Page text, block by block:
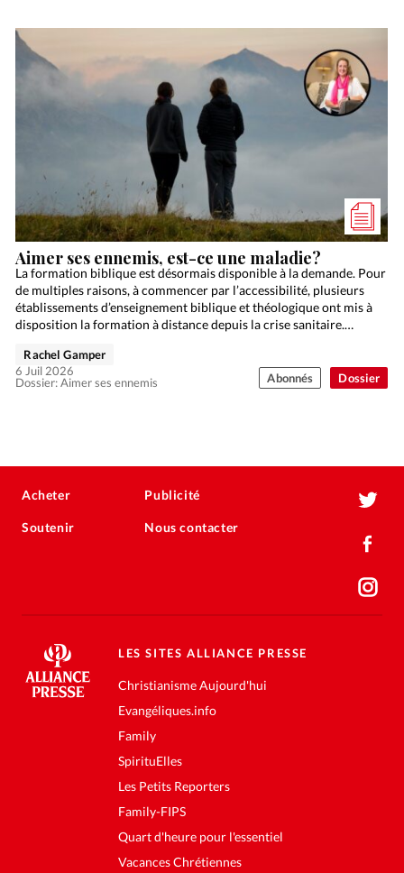
Dossier
Aimer ses ennemis, est-ce une maladie?
La formation biblique est désormais disponible à la demande. Pour
de multiples raisons, à commencer par l’accessibilité, plusieurs
établissements d’enseignement biblique et théologique ont mis à
disposition la formation à distance depuis la crise sanitaire.…
Dossier: Aimer ses ennemis
Rachel Gamper
6 Juil 2026
Abonnés
Acheter
Soutenir
Publicité
Nous contacter
LES SITES ALLIANCE PRESSE
Christianisme Aujourd'hui
Evangéliques.info
Family
SpirituElles
Les Petits Reporters
Family-FIPS
Quart d'heure pour l'essentiel
Vacances Chrétiennes